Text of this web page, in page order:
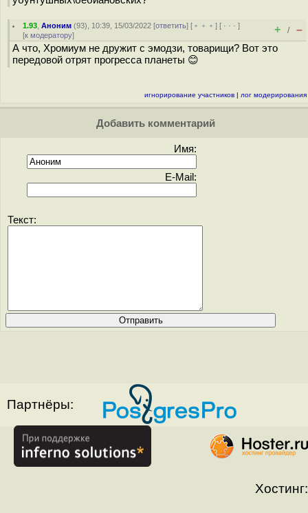
1.93 ,Аноним (93), 10:39, 15/03/2022 [ответить] [ ﹢﹢﹢] [ · · ·]
[к модератору] + / –
А что, Хромиум не дружит с эмодзи, товарищи? Вот это
передовой отрят прогресса планеты 😊
игнорирование участников | лог модерирования
Добавить комментарий
Имя:
E-Mail:
Текст:
Партнёры:
Хостинг: